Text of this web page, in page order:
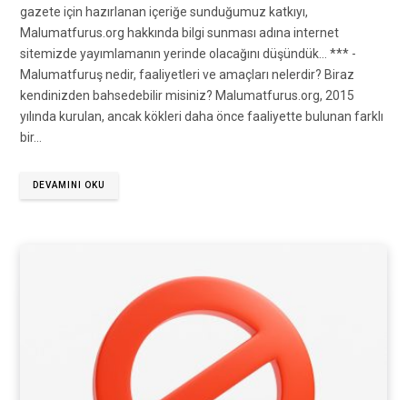
gazete için hazırlanan içeriğe sunduğumuz katkıyı,
Malumatfurus.org hakkında bilgi sunması adına internet
sitemizde yayımlamanın yerinde olacağını düşündük… *** -
Malumatfuruş nedir, faaliyetleri ve amaçları nelerdir? Biraz
kendinizden bahsedebilir misiniz? Malumatfurus.org, 2015
yılında kurulan, ancak kökleri daha önce faaliyette bulunan farklı
bir…
DEVAMINI OKU